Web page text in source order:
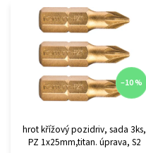
–10 %
hrot křížový pozidriv, sada 3ks,
PZ 1x25mm,titan. úprava, S2